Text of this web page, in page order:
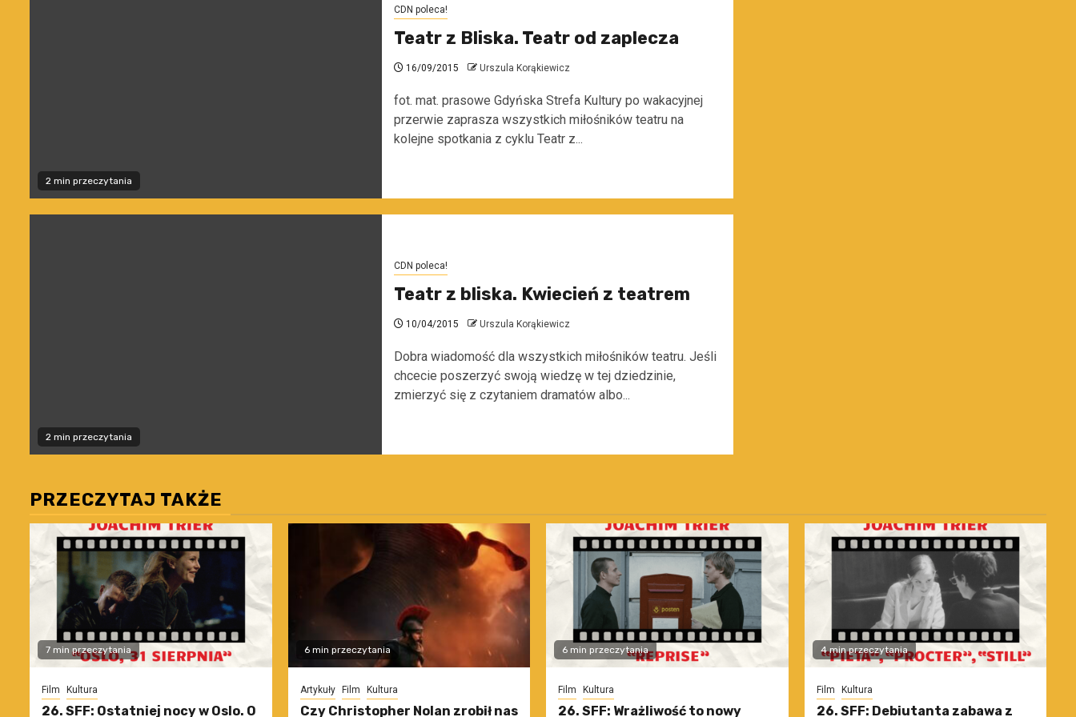
2 min przeczytania
CDN poleca!
Teatr z Bliska. Teatr od zaplecza
16/09/2015 Urszula Korąkiewicz
fot. mat. prasowe Gdyńska Strefa Kultury po wakacyjnej
przerwie zaprasza wszystkich miłośników teatru na
kolejne spotkania z cyklu Teatr z...
2 min przeczytania
CDN poleca!
Teatr z bliska. Kwiecień z teatrem
10/04/2015 Urszula Korąkiewicz
Dobra wiadomość dla wszystkich miłośników teatru. Jeśli
chcecie poszerzyć swoją wiedzę w tej dziedzinie,
zmierzyć się z czytaniem dramatów albo...
PRZECZYTAJ TAKŻE
7 min przeczytania
Film Kultura
26. SFF: Ostatniej nocy w Oslo. O
6 min przeczytania
Artykuły Film Kultura
Czy Christopher Nolan zrobił nas
6 min przeczytania
Film Kultura
26. SFF: Wrażliwość to nowy
4 min przeczytania
Film Kultura
26. SFF: Debiutanta zabawa z